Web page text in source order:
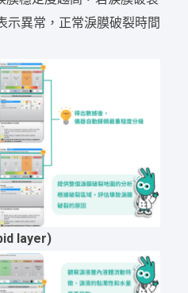
示異常，正常淚膜破裂時間
layer)